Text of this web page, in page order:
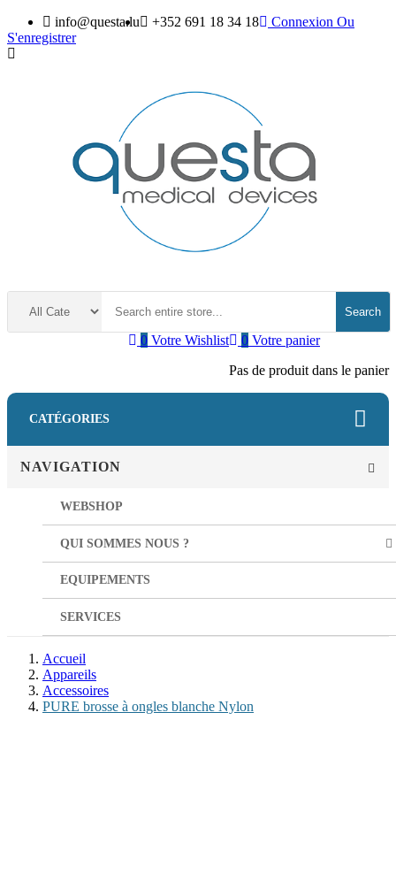
info@questa.lu +352 691 18 34 18 Connexion Ou
S'enregistrer
Search
0 Votre panier
Pas de produit dans le panier
0 Votre Wishlist
CATÉGORIES
NAVIGATION
WEBSHOP
QUI SOMMES NOUS ?
EQUIPEMENTS
SERVICES
Accueil
Appareils
Accessoires
PURE brosse à ongles blanche Nylon